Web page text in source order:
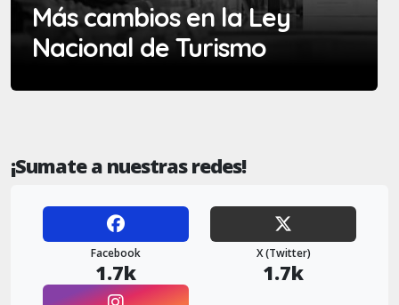
Más cambios en la Ley
Nacional de Turismo
¡Sumate a nuestras redes!
Facebook
1.7k
X (Twitter)
1.7k